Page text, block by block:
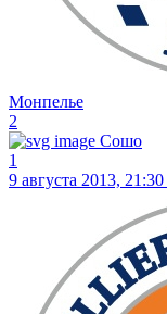
Монпелье
2
Сошо
1
9 августа 2013, 21:30